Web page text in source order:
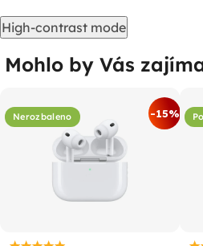
High-contrast mode
Mohlo by Vás
Nerozbaleno -15%